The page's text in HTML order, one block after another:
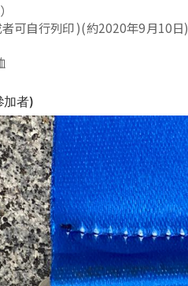
可自行列印 )(約2020年9月10日)
加者)